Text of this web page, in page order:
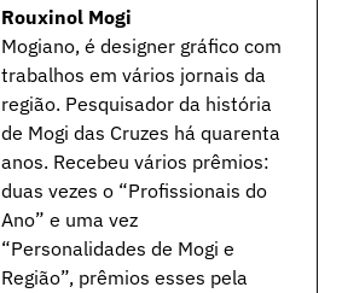
Rouxinol Mogi
Mogiano, é designer gráfico com
trabalhos em vários jornais da
região. Pesquisador da história
de Mogi das Cruzes há quarenta
anos. Recebeu vários prêmios:
duas vezes o “Profissionais do
Ano” e uma vez
“Personalidades de Mogi e
Região”, prêmios esses pela